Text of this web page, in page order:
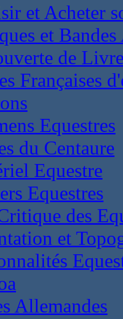
et Acheter
et
de
Françaises
Equestres
du Centaure
Equestre
Equestres
des
et
Allemandes